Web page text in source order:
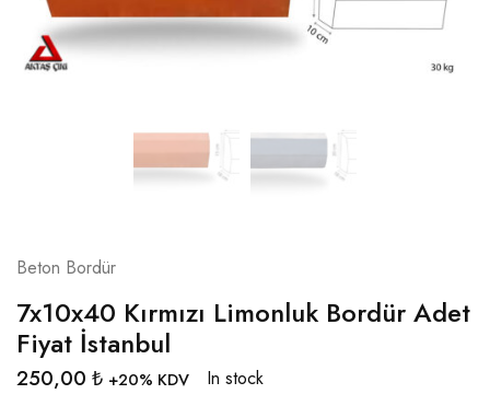
Beton Bordür
7x10x40 Kırmızı Limonluk Bordür Adet
Fiyat İstanbul
250,00 ₺ +20% KDV
In stock